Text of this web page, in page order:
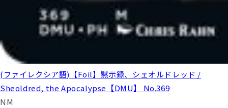
(ファイレクシア語)【Foil】黙示録、シェオルドレッド /
Sheoldred, the Apocalypse【DMU】 No.369
NM